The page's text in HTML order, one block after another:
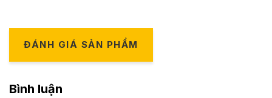
ĐÁNH GIÁ SẢN PHẨM
Bình luận